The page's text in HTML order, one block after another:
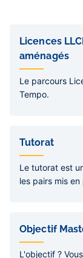
de
sous-
pages
Licences
aménagés
Le parcours
Tempo.
Tutorat
Le tutorat est
les pairs mis
Objectif
L'objectif ?